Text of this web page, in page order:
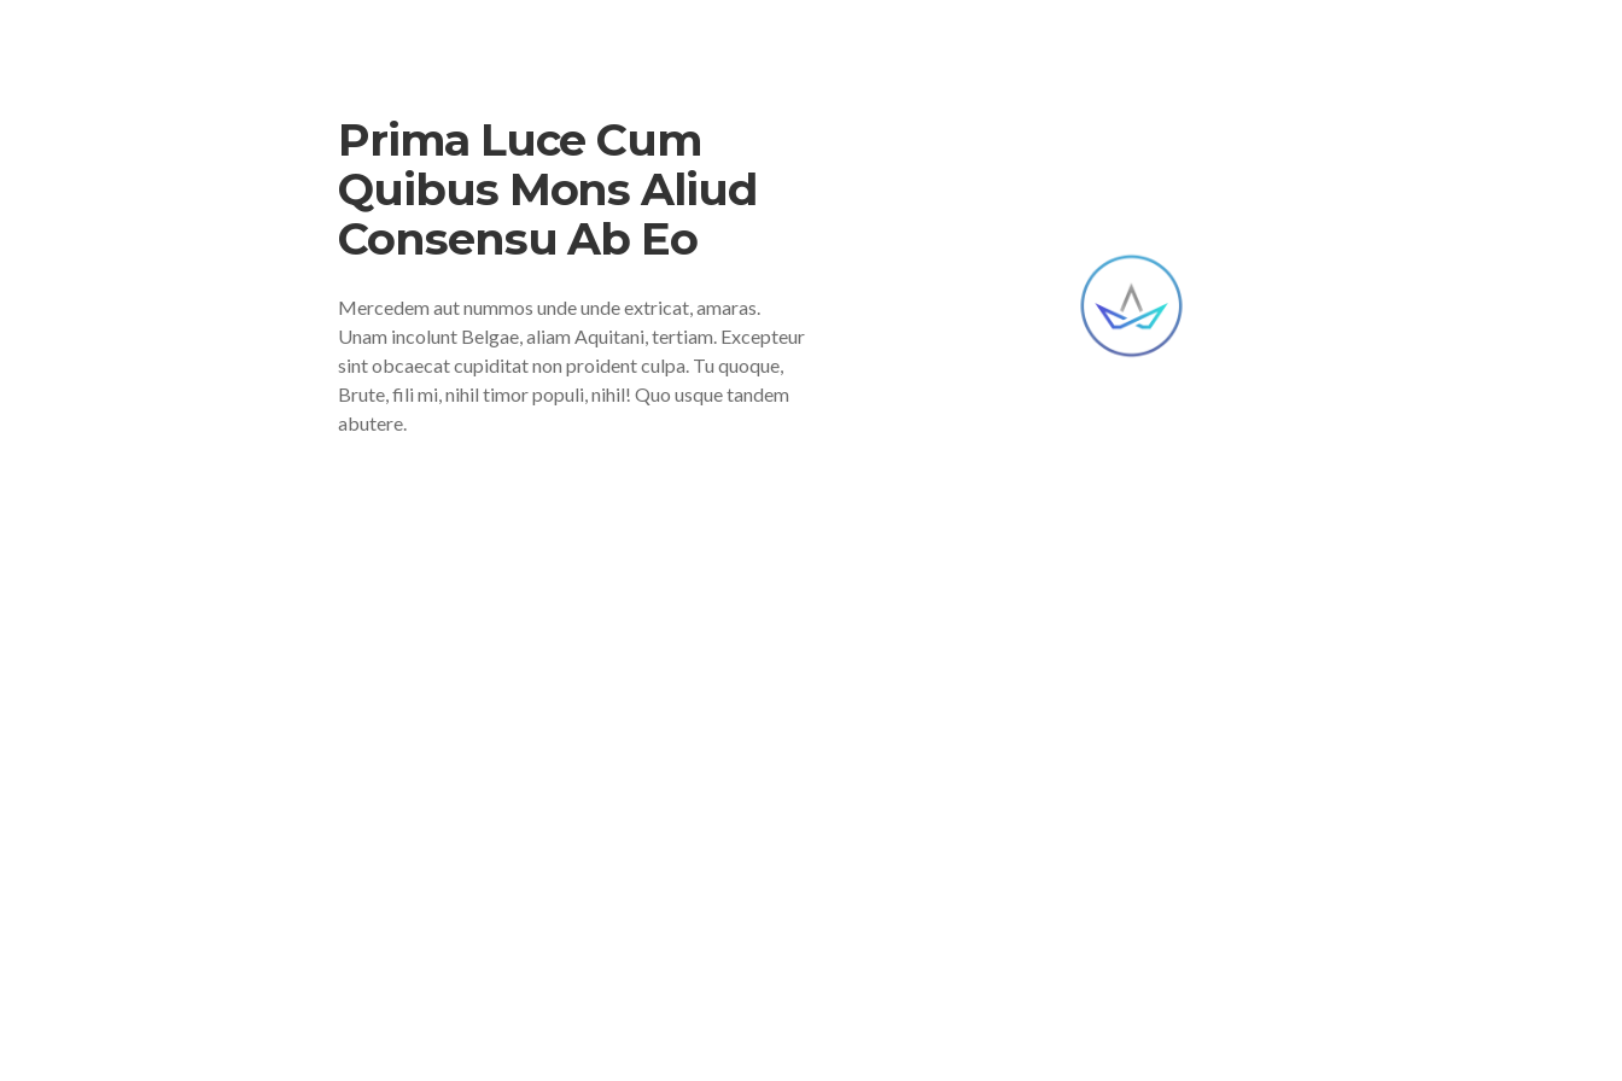
Prima Luce Cum
Quibus Mons Aliud
Consensu Ab Eo
Mercedem aut nummos unde unde extricat, amaras.
Unam incolunt Belgae, aliam Aquitani, tertiam. Excepteur
sint obcaecat cupiditat non proident culpa. Tu quoque,
Brute, fili mi, nihil timor populi, nihil! Quo usque tandem
abutere.